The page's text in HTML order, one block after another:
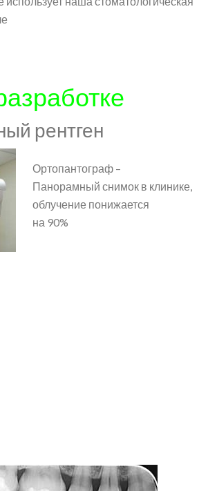
рентген
Ортопантограф –
Панорамный снимок в клинике,
облучение понижается
на 90%